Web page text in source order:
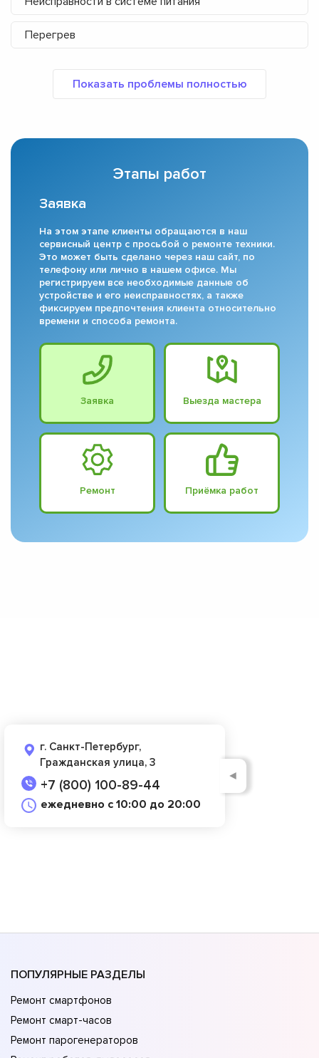
Перегрев
Этапы работ
Заявка
На этом этапе клиенты обращаются в наш
сервисный центр с просьбой о ремонте техники.
Это может быть сделано через наш сайт, по
телефону или лично в нашем офисе. Мы
регистрируем все необходимые данные об
устройстве и его неисправностях, а также
фиксируем предпочтения клиента относительно
времени и способа ремонта.
Заявка Выезда мастера
Ремонт Приёмка работ
г. Санкт-Петербург,
Гражданская улица, 3
+7 (800) 100-89-44
ежедневно с 10:00 до 20:00
◄
ПОПУЛЯРНЫЕ РАЗДЕЛЫ
Ремонт смартфонов
Ремонт смарт-часов
Ремонт парогенераторов